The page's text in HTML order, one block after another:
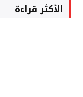
الأكثر قراءة